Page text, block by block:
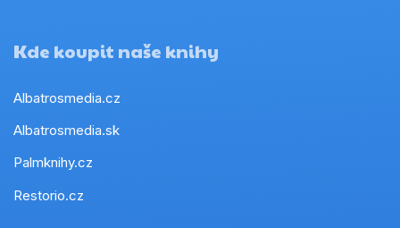
Kde koupit naše knihy
Albatrosmedia.cz
Albatrosmedia.sk
Palmknihy.cz
Restorio.cz